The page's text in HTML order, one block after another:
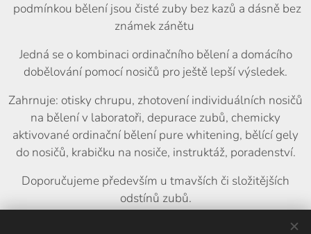
podmínkou bělení jsou čisté zuby bez kazů a dásně bez
známek zánětu
Jedná se o kombinaci ordinačního bělení a domácího
dobělování pomocí nosičů pro ještě lepší výsledek.
Zahrnuje: otisky chrupu, zhotovení individuálních nosičů
na bělení v laboratoři, depurace zubů, chemicky
aktivované ordinační bělení pure whitening, bělící gely
do nosičů, krabičku na nosiče, instruktáž, poradenství.
Doporučujeme především u tmavších či složitějších
odstínů zubů.